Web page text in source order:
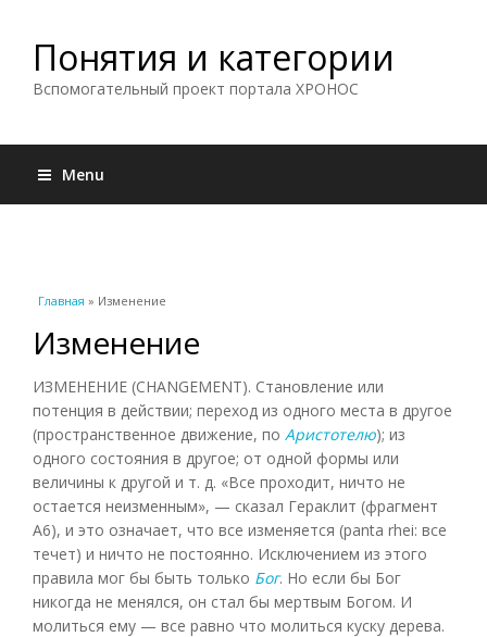
Понятия и категории
Вспомогательный проект портала ХРОНОС
Menu
Вы здесь
Главная » Изменение
Изменение
ИЗМЕНЕНИЕ (CHANGEMENT). Становление или
потенция в действии; переход из одного места в другое
(пространственное движение, по Аристотелю); из
одного состояния в другое; от одной формы или
величины к другой и т. д. «Все проходит, ничто не
остается неизменным», — сказал Гераклит (фрагмент
А6), и это означает, что все изменяется (panta rhei: все
течет) и ничто не постоянно. Исключением из этого
правила мог бы быть только Бог. Но если бы Бог
никогда не менялся, он стал бы мертвым Богом. И
молиться ему — все равно что молиться куску дерева.